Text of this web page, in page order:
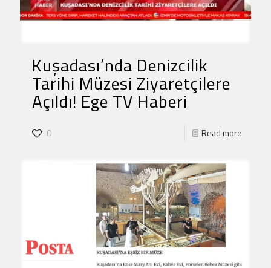
Kuşadası’nda Denizcilik
Tarihi Müzesi Ziyaretçilere
Açıldı! Ege TV Haberi
0 Read more